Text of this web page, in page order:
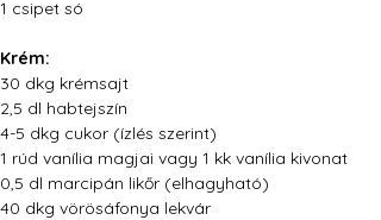
1 csipet só
Krém:
30 dkg krémsajt
2,5 dl habtejszín
4-5 dkg cukor (ízlés szerint)
1 rúd vanília magjai vagy 1 kk vanília kivonat
0,5 dl marcipán likőr (elhagyható)
40 dkg vörösáfonya lekvár